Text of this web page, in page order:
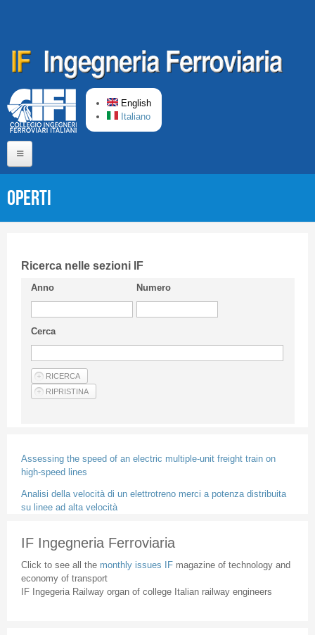
English
Italiano
Short presentation CIFI
Guideline
Privacy & Policy
Articles
OPERTI
Ricerca nelle sezioni IF
Anno Numero
Cerca
Assessing the speed of an electric multiple-unit freight train on
high-speed lines
Analisi della velocità di un elettrotreno merci a potenza distribuita
su linee ad alta velocità
IF Ingegneria Ferroviaria
Click to see all the monthly issues IF magazine of technology and
economy of transport
IF Ingegeria Railway organ of college Italian railway engineers